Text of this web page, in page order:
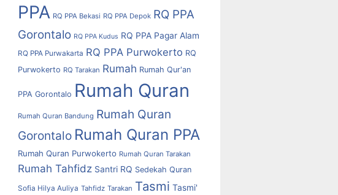
PPA RQ PPA Bekasi RQ PPA Depok RQ PPA
Gorontalo RQ PPA Kudus RQ PPA Pagar Alam
RQ PPA Purwakarta RQ PPA Purwokerto RQ
Purwokerto RQ Tarakan Rumah Rumah Qur'an
PPA Gorontalo Rumah Quran
Rumah Quran Bandung Rumah Quran
Gorontalo Rumah Quran PPA
Rumah Quran Purwokerto Rumah Quran Tarakan
Rumah Tahfidz Santri RQ Sedekah Quran
Sofia Hilya Auliya Tahfidz Tarakan Tasmi Tasmi'